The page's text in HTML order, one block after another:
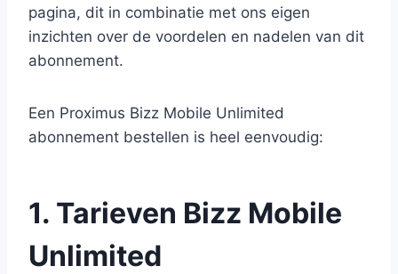
pagina, dit in combinatie met ons eigen
inzichten over de voordelen en nadelen van dit
abonnement.
Een Proximus Bizz Mobile Unlimited
abonnement bestellen is heel eenvoudig:
1. Tarieven Bizz Mobile
Unlimited